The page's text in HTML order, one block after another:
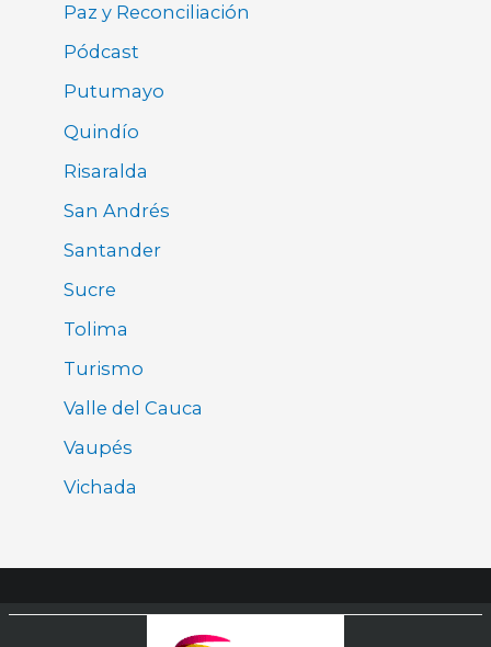
Paz y Reconciliación
Pódcast
Putumayo
Quindío
Risaralda
San Andrés
Santander
Sucre
Tolima
Turismo
Valle del Cauca
Vaupés
Vichada